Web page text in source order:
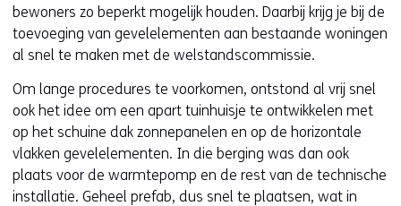
bewoners zo beperkt mogelijk houden. Daarbij krijg je bij de
toevoeging van gevelelementen aan bestaande woningen
al snel te maken met de welstandscommissie.
Om lange procedures te voorkomen, ontstond al vrij snel
ook het idee om een apart tuinhuisje te ontwikkelen met
op het schuine dak zonnepanelen en op de horizontale
vlakken gevelelementen. In die berging was dan ook
plaats voor de warmtepomp en de rest van de technische
installatie. Geheel prefab, dus snel te plaatsen, wat in